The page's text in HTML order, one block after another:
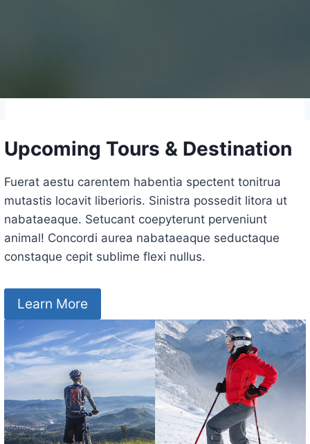
Upcoming Tours & Destination
Fuerat aestu carentem habentia spectent tonitrua
mutastis locavit liberioris. Sinistra possedit litora ut
nabataeaque. Setucant coepyterunt perveniunt
animal! Concordi aurea nabataeaque seductaque
constaque cepit sublime flexi nullus.
Learn More